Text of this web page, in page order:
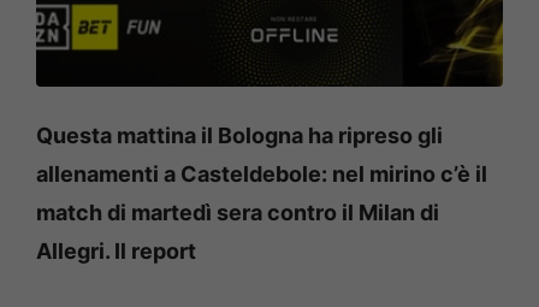
Questa mattina il Bologna ha ripreso gli
allenamenti a Casteldebole: nel mirino c’è il
match di martedì sera contro il Milan di
Allegri. Il report